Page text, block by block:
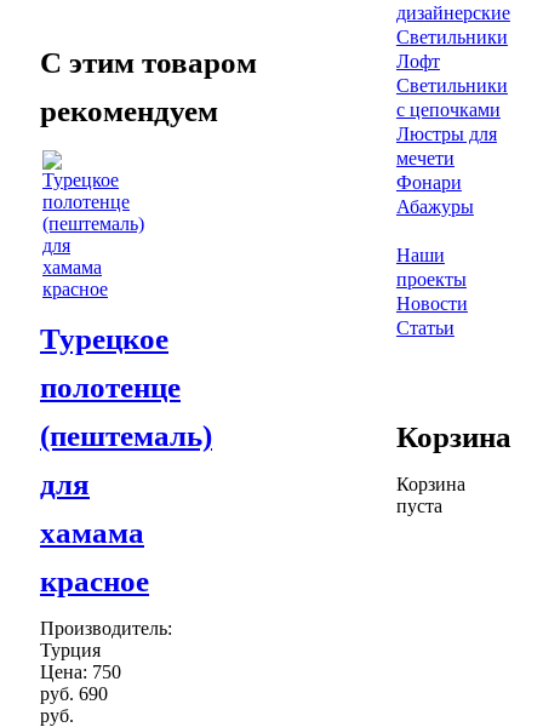
C этим товаром
рекомендуем
Турецкое
полотенце
(пештемаль)
для
хамама
красное
Производитель:
Турция
Цена: 750
руб. 690
руб.
дизайнерские
Светильники
Лофт
Светильники
с цепочками
Люстры для
мечети
Фонари
Абажуры
Наши
проекты
Новости
Статьи
Корзина
Корзина
пуста